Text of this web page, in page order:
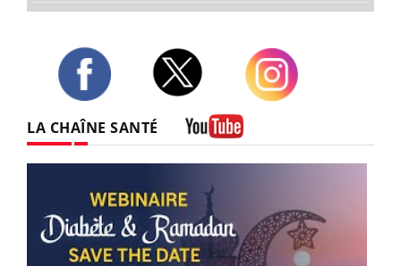
LA CHAÎNE SANTÉ